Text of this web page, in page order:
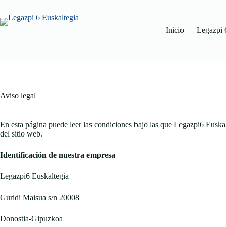
Inicio Legazpi
Aviso legal
En esta página puede leer las condiciones bajo las que Legazpi6
del sitio web.
Identificación de nuestra empresa
Legazpi6 Euskaltegia
Guridi Maisua s/n 20008
Donostia-Gipuzkoa